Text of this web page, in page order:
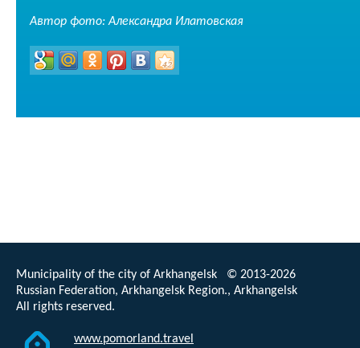
Автор фото: Александра Илатовская
Municipality of the city of Arkhangelsk © 2013-2026
Russian Federation, Arkhangelsk Region., Arkhangelsk
All rights reserved.
www.pomorland.travel